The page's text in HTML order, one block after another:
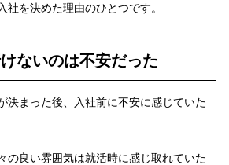
社を決めた理由のひとつです。
ないのは不安だった
決まった後、入社前に不安に感じていた
の良い雰囲気は就活時に感じ取れていた